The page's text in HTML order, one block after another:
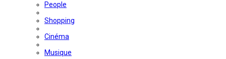
People
Shopping
Cinéma
Musique